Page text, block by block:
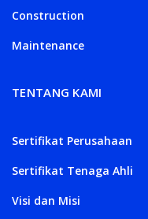
Construction
Maintenance
TENTANG KAMI
Sertifikat Perusahaan
Sertifikat Tenaga Ahli
Visi dan Misi